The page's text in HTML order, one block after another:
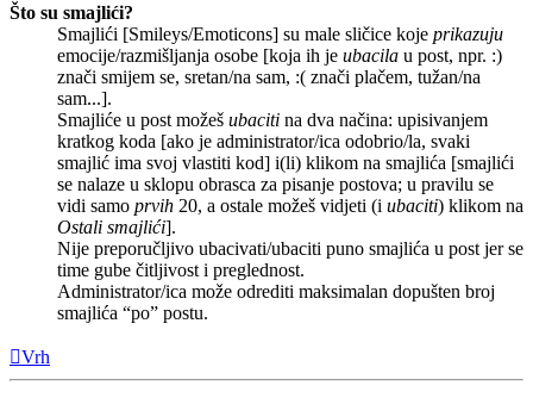
Što su smajlići?
Smajlići [Smileys/Emoticons] su male sličice koje prikazuju
emocije/razmišljanja osobe [koja ih je ubacila u post, npr. :)
znači smijem se, sretan/na sam, :( znači plačem, tužan/na
sam...].
Smajliće u post možeš ubaciti na dva načina: upisivanjem
kratkog koda [ako je administrator/ica odobrio/la, svaki
smajlić ima svoj vlastiti kod] i(li) klikom na smajlića [smajlići
se nalaze u sklopu obrasca za pisanje postova; u pravilu se
vidi samo prvih 20, a ostale možeš vidjeti (i ubaciti) klikom na
Ostali smajlići].
Nije preporučljivo ubacivati/ubaciti puno smajlića u post jer se
time gube čitljivost i preglednost.
Administrator/ica može odrediti maksimalan dopušten broj
smajlića “po” postu.
Vrh